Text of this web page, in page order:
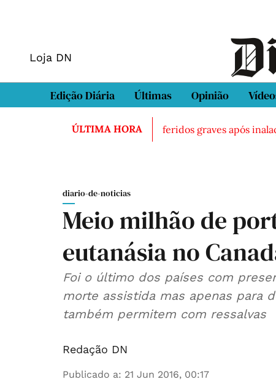
Loja DN
Edição Diária Últimas Opinião
ÚLTIMA HORA
morto em Sintra Três feridos graves após inalação
diario-de-noticias
Meio milhão de
eutanásia no
Foi o último dos países com
morte assistida mas apenas para
também permitem com ressalvas
Redação DN
Publicado a: 21 Jun 2016, 00:17